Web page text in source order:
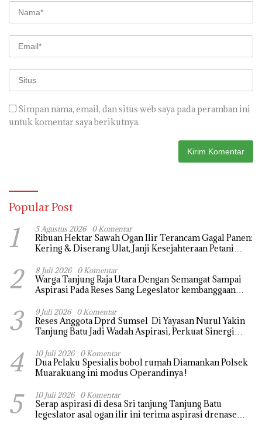
Simpan nama, email, dan situs web saya pada peramban ini
untuk komentar saya berikutnya.
Popular Post
1 5 Agustus 2026 0 Komentar
Ribuan Hektar Sawah Ogan Ilir Terancam Gagal Panen:
Kering & Diserang Ulat, Janji Kesejahteraan Petani
2 8 Juli 2026 0 Komentar
Warga Tanjung Raja Utara Dengan Semangat Sampai
Aspirasi Pada Reses Sang Legeslator kembanggaan
Segera di realisaikan
3 9 Juli 2026 0 Komentar
Reses Anggota Dprd Sumsel Di Yayasan Nurul Yakin
Tanjung Batu Jadi Wadah Aspirasi, Perkuat Sinergi
4 10 Juli 2026 0 Komentar
Dua Pelaku Spesialis bobol rumah Diamankan Polsek
Muarakuang ini modus Operandinya !
5 10 Juli 2026 0 Komentar
Serap aspirasi di desa Sri tanjung Tanjung Batu
legeslator asal ogan ilir ini terima aspirasi drenase